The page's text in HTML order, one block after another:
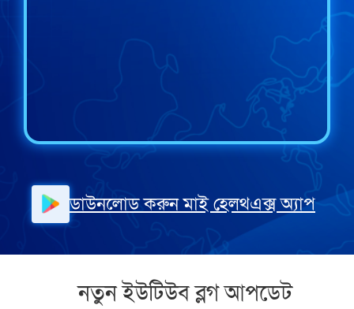
ডাউনলোড করুন মাই হেলথএক্স অ্যাপ
নতুন ইউটিউব ব্লগ আপডেট